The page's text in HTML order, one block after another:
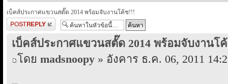
เบ็คส์ประกาศแขวนสตั๊ด 2014 พร้อมจับงานโค้ช!!!
ตอบกระทู้
เบ็คส์ประกาศแขวนสตั๊ด 2014 พร้อมจับงานโ
โดย madsnoopy » อังคาร ธ.ค. 06, 2011